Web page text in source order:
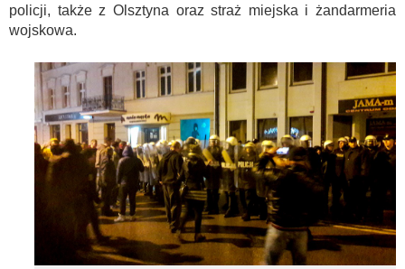
policji, także z Olsztyna oraz straż miejska i żandarmeria
wojskowa.